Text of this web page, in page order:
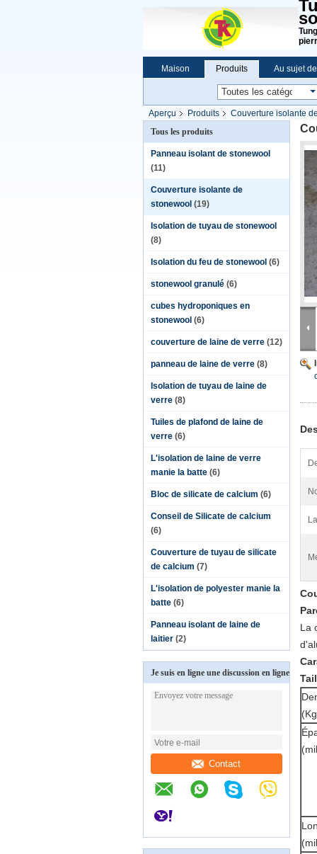
Maison Produits Au sujet
Aperçu Produits
Couverture isolante
Tous les produits
Panneau isolant de stonewool
(11)
Couverture isolante de
stonewool (19)
Isolation de tuyau de stonewool
(8)
Isolation du feu de stonewool (6)
stonewool granulé (6)
cubes hydroponiques en
stonewool (6)
couverture de laine de verre (12)
panneau de laine de verre (8)
Isolation de tuyau de laine de
verre (8)
Tuiles de plafond de laine de
verre (6)
L'isolation de laine de verre
manie la batte (6)
Bloc de silicate de calcium (6)
Conseil de Silicate de calcium
(6)
Couverture de tuyau de silicate
de calcium (7)
L'isolation de polyester manie la
batte (6)
Panneau isolant de laine de
laitier (2)
Je suis en ligne une discussion en ligne
Contact
La